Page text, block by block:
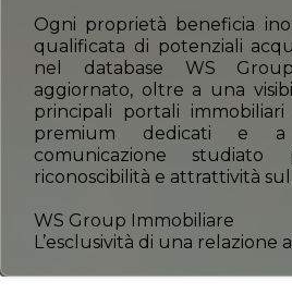
Ogni proprietà beneficia
qualificata di potenziali
nel database WS
aggiornato, oltre a una
principali portali
premium dedicati e
comunicazione studiato
riconoscibilità e attrattività
WS Group Immobiliare
L’esclusività di una relazione